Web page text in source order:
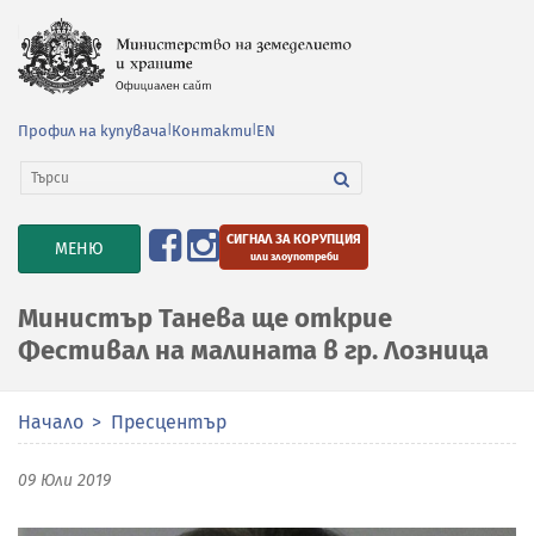
Профил на купувача Контакти EN
TOGGLE
NAVIGATION
МЕНЮ СИГНАЛ ЗА КОРУПЦИЯ
или злоупотреби
Министър Танева ще открие
Фестивал на малината в гр. Лозница
Начало Пресцентър
09 Юли 2019